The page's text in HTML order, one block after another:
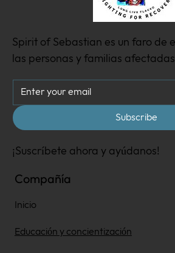
Spirit of Sebastian es un faro de
las personas y familias
Subscribe
¡Suscríbete ahora y ayúdanos!
Compañía
Inicio
Educación y concientización